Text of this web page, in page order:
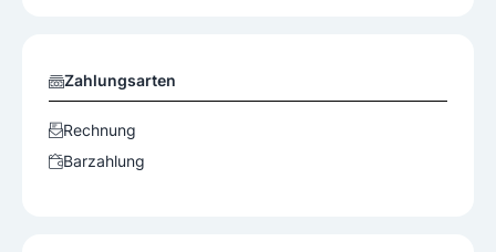
Zahlungsarten
Rechnung
Barzahlung